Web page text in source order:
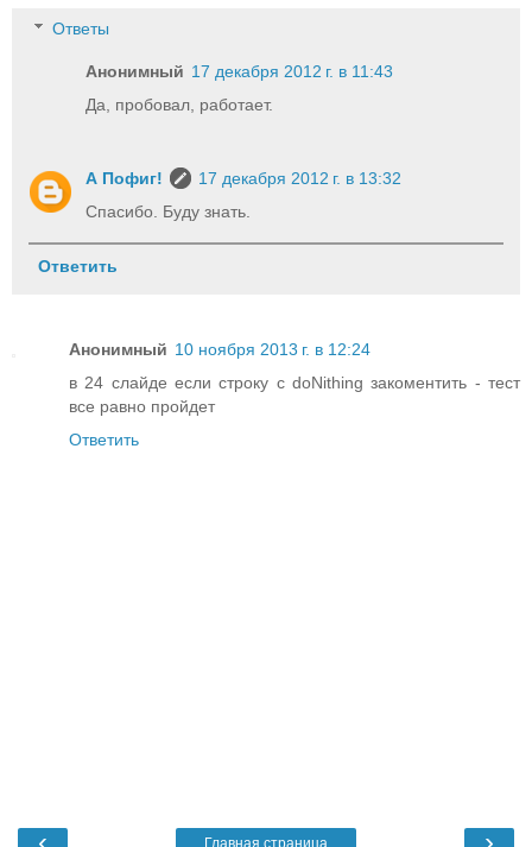
Ответы
Анонимный 17 декабря 2012 г. в 11:43
Да, пробовал, работает.
А Пофиг!
17 декабря 2012 г. в 13:32
Спасибо. Буду знать.
Ответить
Анонимный 10 ноября 2013 г. в 12:24
в 24 слайде если строку с doNithing закоментить - тест
все равно пройдет
Ответить
Главная страница